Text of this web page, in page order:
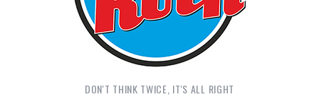
DON'T THINK TWICE, IT'S ALL RIGHT